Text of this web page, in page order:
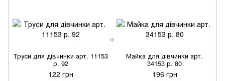
Труси для дівчинки арт. 11153
р. 92
122 грн
Майка для дівчинки арт.
34153 р. 80
196 грн